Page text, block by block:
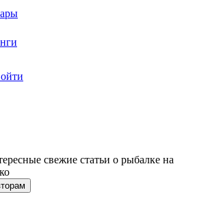
свежие статьи о рыбалке на